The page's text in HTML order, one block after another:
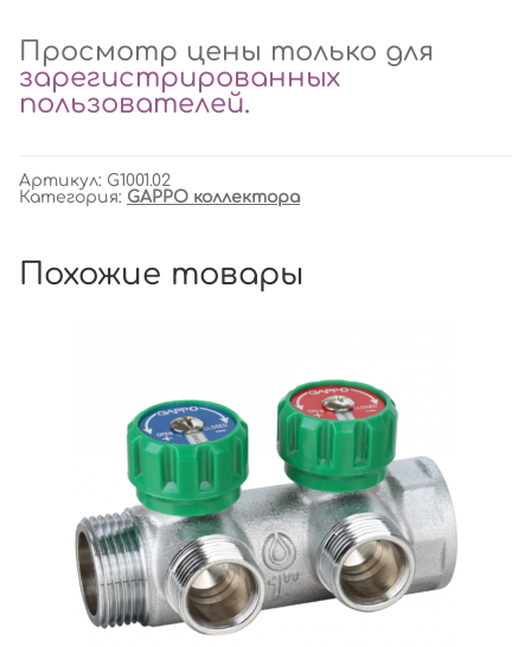
Просмотр цены только для
зарегистрированных
пользователей.
Артикул: G1001.02
Категория: GAPPO коллектора
Похожие товары